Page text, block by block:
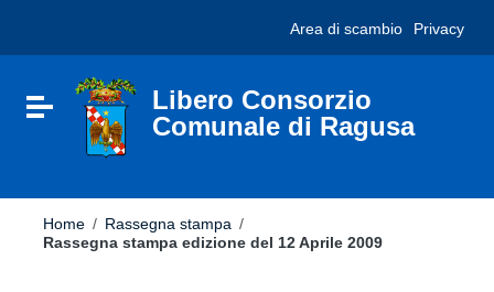
sito
include
Vai al footer
Area di scambio Privacy
Attiva / disattiva la navigazione
Libero Consorzio
Comunale di Ragusa
Home / Rassegna stampa /
Rassegna stampa edizione del 12 Aprile 2009